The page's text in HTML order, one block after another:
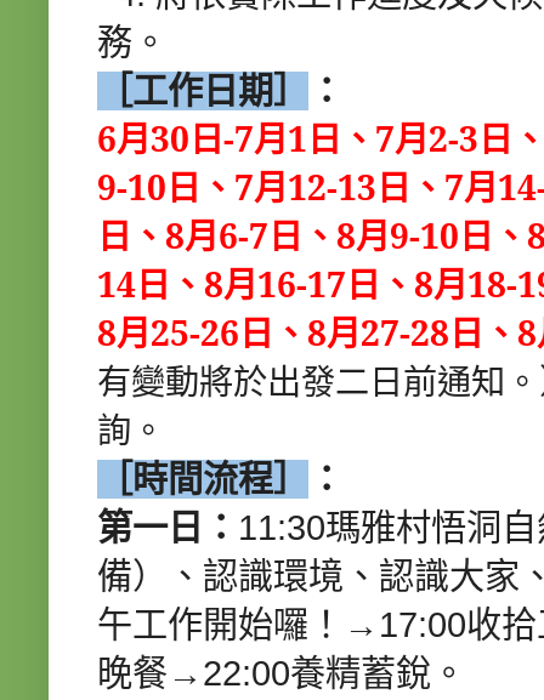
務。
［工作日期］
：
6月30日-7月1日、 7月2-3日
9-10日、 7月12-13日、 7月
日、 8月6-7日、 8月9-10日、
14日、 8月16-17日、 8月18-
8月25-26日、 8月27-28日、 8
有變動將於出發二日前通知
詢。
［時間流程］
：
第一日： 11:30瑪雅村悟洞
備）、認識環境、認識大
午工作開始囉！→17:00收
晚餐→22:00養精蓄銳。